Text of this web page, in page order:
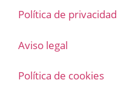
Política de privacidad
Aviso legal
Política de cookies